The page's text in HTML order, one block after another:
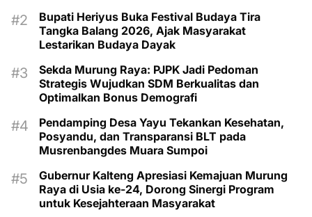
Bupati Heriyus Buka Festival Budaya Tira
Tangka Balang 2026, Ajak Masyarakat
Lestarikan Budaya Dayak
Sekda Murung Raya: PJPK Jadi Pedoman
Strategis Wujudkan SDM Berkualitas dan
Optimalkan Bonus Demografi
Pendamping Desa Yayu Tekankan Kesehatan,
Posyandu, dan Transparansi BLT pada
Musrenbangdes Muara Sumpoi
Gubernur Kalteng Apresiasi Kemajuan Murung
Raya di Usia ke-24, Dorong Sinergi Program
untuk Kesejahteraan Masyarakat